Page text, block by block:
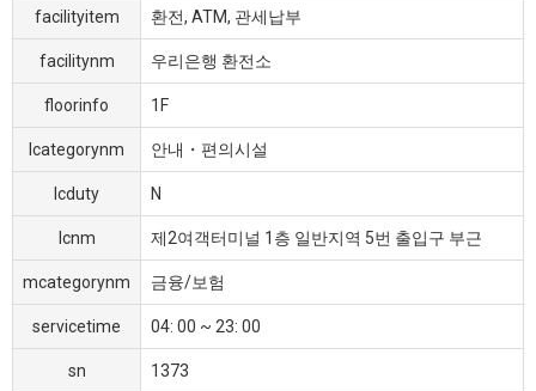
facilityitem 환전, ATM, 관세납부
facilitynm 우리은행 환전소
floorinfo 1F
lcategorynm 안내・편의시설
lcduty N
lcnm 제2여객터미널 1층 일반지역 5번 출입구 부근
mcategorynm 금융/보험
servicetime 04: 00 ~ 23: 00
sn 1373